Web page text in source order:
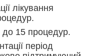
лікування
до 15 процедур.
період